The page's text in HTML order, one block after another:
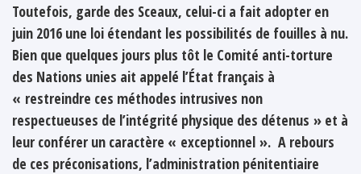
Toutefois, garde des Sceaux, celui-ci a fait adopter en
juin 2016 une loi étendant les possibilités de fouilles à nu.
Bien que quelques jours plus tôt le Comité anti-torture
des Nations unies ait appelé l’État français à
« restreindre ces méthodes intrusives non
respectueuses de l’intégrité physique des détenus » et à
leur conférer un caractère « exceptionnel ». A rebours
de ces préconisations, l’administration pénitentiaire